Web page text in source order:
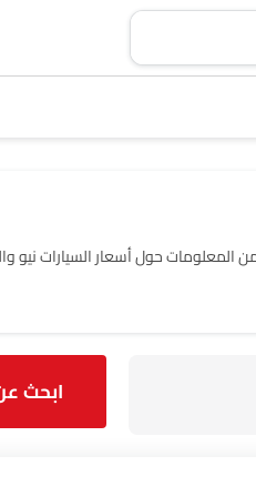
ابحث